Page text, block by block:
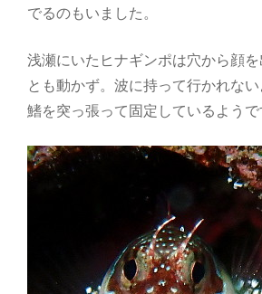
でるのもいました。
浅瀬にいたヒナギンポは穴から顔
とも動かず。波に持って行かれな
鰭を突っ張って固定しているようで